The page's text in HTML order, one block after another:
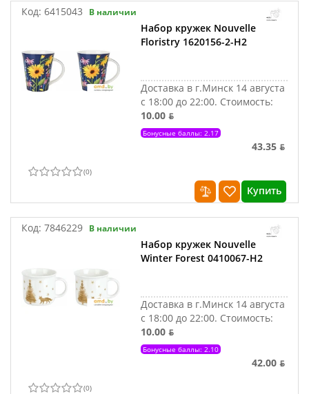
Код: 6415043 В наличии
Набор кружек Nouvelle
Floristry 1620156-2-Н2
Доставка в г.Минск 14 августа
с 18:00 до 22:00. Стоимость:
10.00 ƃ
Бонусные баллы: 2.17
43.35 ƃ
(0)
Купить
Код: 7846229 В наличии
Набор кружек Nouvelle
Winter Forest 0410067-Н2
Доставка в г.Минск 14 августа
с 18:00 до 22:00. Стоимость:
10.00 ƃ
Бонусные баллы: 2.10
42.00 ƃ
(0)